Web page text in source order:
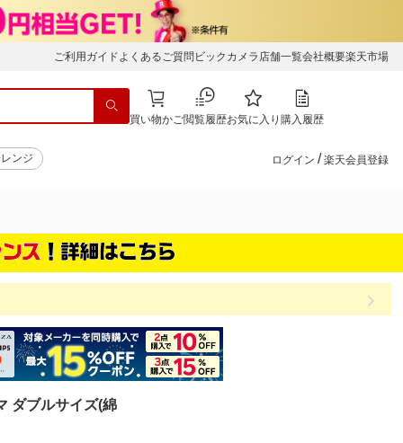
ご利用ガイド よくあるご質問 ビックカメラ店舗一覧会社概要楽天市場
買い物かご閲覧履歴お気に入り 購入履歴
ンジ ログイン / 楽天会員登録
ダブルサイズ(綿